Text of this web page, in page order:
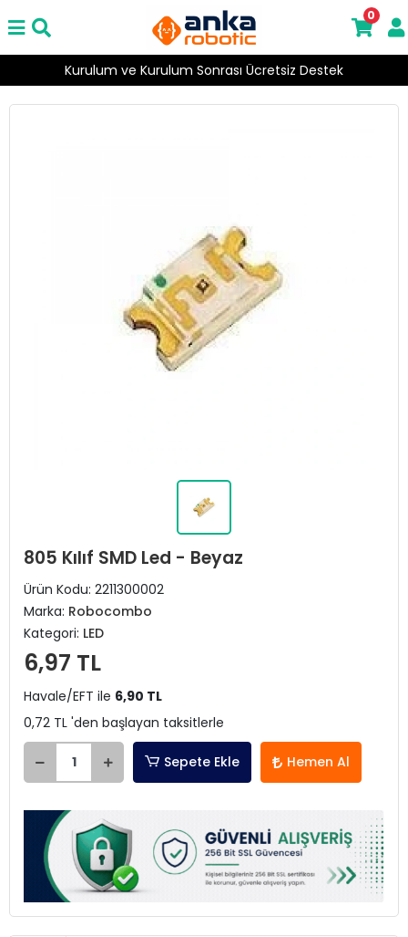
Kurulum ve Kurulum Sonrası Ücretsiz Destek
0
805 Kılıf SMD Led - Beyaz
Ürün Kodu: 2211300002
Marka: Robocombo
Kategori: LED
6,97 TL
Havale/EFT ile 6,90 TL
0,72 TL 'den başlayan taksitlerle
Sepete Ekle Hemen Al